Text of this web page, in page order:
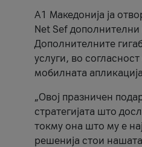
А1 Македонија ја
Net Sef
Дополнителните
услуги, во
мобилната
„Овој празничен
стратегијата што
токму она што му е
решенија стои